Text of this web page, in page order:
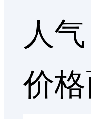
人
价